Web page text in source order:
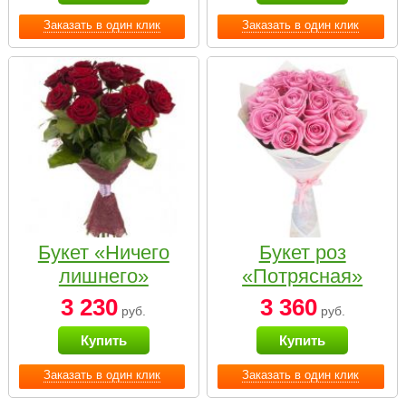
Заказать в один клик Заказать в один клик
Заказать в один клик
Букет «Ничего
лишнего»
3 230 руб.
Купить
Заказать в один клик
Букет роз
«Потрясная»
3 360руб.
Купить